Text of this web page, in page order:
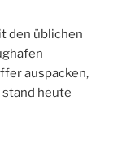
den üblichen
auspacken,
stand heute